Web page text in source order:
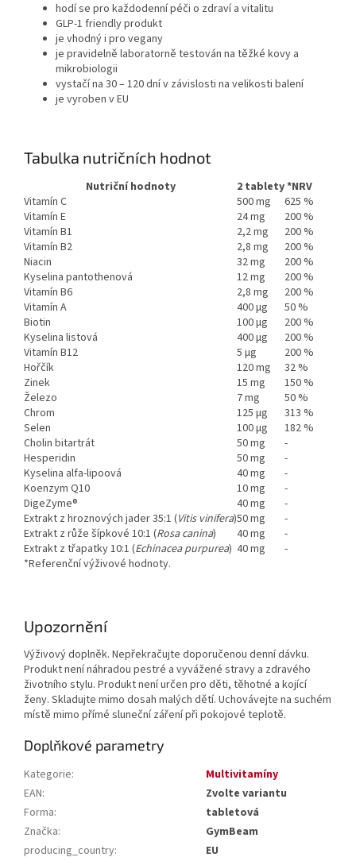
hodí se pro každodenní péči o zdraví a vitalitu
GLP-1 friendly produkt
je vhodný i pro vegany
je pravidelně laboratorně testován na těžké kovy a
mikrobiologii
vystačí na 30 – 120 dní v závislosti na velikosti balení
je vyroben v EU
Tabulka nutričních hodnot
Nutriční hodnoty 2 tablety*NRV
Vitamín C
500 mg
625 %
Vitamín E
24 mg
200 %
Vitamín B1
2,2 mg
200 %
Vitamín B2
2,8 mg
200 %
Niacin
32 mg
200 %
Kyselina pantothenová
12 mg
200 %
Vitamín B6
2,8 mg
200 %
Vitamín A
400 μg
50 %
Biotin
100 μg
200 %
Kyselina listová
400 μg
200 %
Vitamín B12
5 μg
200 %
Hořčík
120 mg
32 %
Zinek
15 mg
150 %
Železo
7 mg
50 %
Chrom
125 μg
313 %
Selen
100 μg
182 %
Cholin bitartrát
50 mg
-
Hesperidin
50 mg
-
Kyselina alfa-lipoová
40 mg
-
Koenzym Q10
10 mg
-
DigeZyme®
40 mg
-
Extrakt z hroznových jader 35:1 (Vitis vinifera)50 mg
-
Extrakt z růže šípkové 10:1 (Rosa canina) 40 mg
-
Extrakt z třapatky 10:1 (Echinacea purpurea) 40 mg
-
*Referenční výživové hodnoty.
Upozornění
Výživový doplněk. Nepřekračujte doporučenou denní dávku.
Produkt není náhradou pestré a vyvážené stravy a zdravého
životního stylu. Produkt není určen pro děti, těhotné a kojící
ženy. Skladujte mimo dosah malých dětí. Uchovávejte na suchém
místě mimo přímé sluneční záření při pokojové teplotě.
Doplňkové parametry
Kategorie:
Multivitamíny
EAN:
Zvolte variantu
Forma:
tabletová
Značka:
GymBeam
producing_country:
EU